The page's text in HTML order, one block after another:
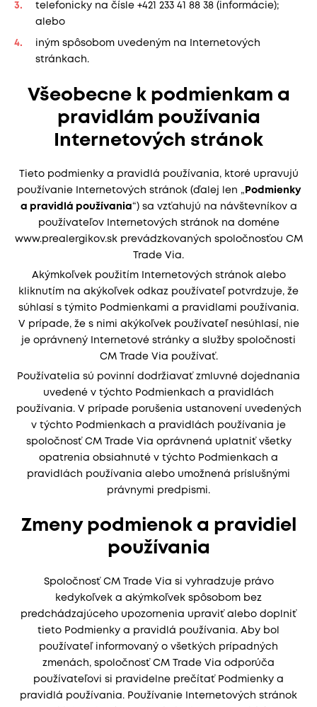
telefonicky na čísle +421 233 41 88 38 (informácie);
alebo
iným spôsobom uvedeným na Internetových
stránkach.
Všeobecne k podmienkam a
pravidlám používania
Internetových stránok
Tieto podmienky a pravidlá používania, ktoré upravujú
používanie Internetových stránok (ďalej len „ Podmienky
a pravidlá používania“) sa vzťahujú na návštevníkov a
používateľov Internetových stránok na doméne
www.prealergikov.sk prevádzkovaných spoločnosťou CM
Trade Via.
Akýmkoľvek použitím Internetových stránok alebo
kliknutím na akýkoľvek odkaz používateľ potvrdzuje, že
súhlasí s týmito Podmienkami a pravidlami používania.
V prípade, že s nimi akýkoľvek používateľ nesúhlasí, nie
je oprávnený Internetové stránky a služby spoločnosti
CM Trade Via používať.
Používatelia sú povinní dodržiavať zmluvné dojednania
uvedené v týchto Podmienkach a pravidlách
používania. V prípade porušenia ustanovení uvedených
v týchto Podmienkach a pravidlách používania je
spoločnosť CM Trade Via oprávnená uplatniť všetky
opatrenia obsiahnuté v týchto Podmienkach a
pravidlách používania alebo umožnená príslušnými
právnymi predpismi.
Zmeny podmienok a pravidiel
používania
Spoločnosť CM Trade Via si vyhradzuje právo
kedykoľvek a akýmkoľvek spôsobom bez
predchádzajúceho upozornenia upraviť alebo doplniť
tieto Podmienky a pravidlá používania. Aby bol
používateľ informovaný o všetkých prípadných
zmenách, spoločnosť CM Trade Via odporúča
používateľovi si pravidelne prečítať Podmienky a
pravidlá používania. Používanie Internetových stránok